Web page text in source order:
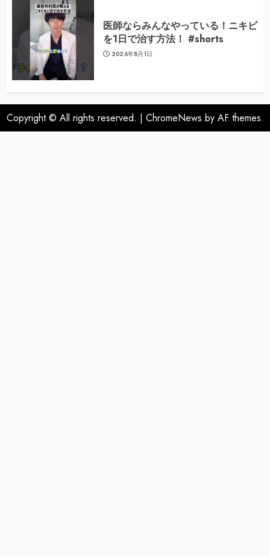
医師ならみんなやっている！ニキビ
を1日で治す方法！ #shorts
2026年8月1日
Copyright © All rights reserved. | ChromeNews by AF themes.